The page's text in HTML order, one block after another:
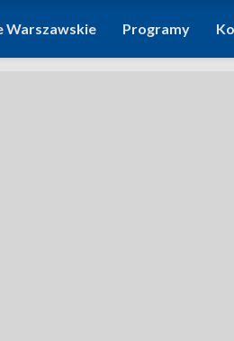
Warszawskie Programy